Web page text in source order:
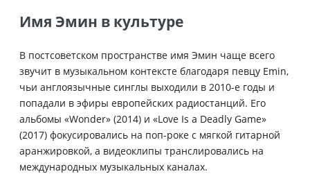
Имя Эмин в культуре
В постсоветском пространстве имя Эмин чаще всего
звучит в музыкальном контексте благодаря певцу Emin,
чьи англоязычные синглы выходили в 2010-е годы и
попадали в эфиры европейских радиостанций. Его
альбомы «Wonder» (2014) и «Love Is a Deadly Game»
(2017) фокусировались на поп-роке с мягкой гитарной
аранжировкой, а видеоклипы транслировались на
международных музыкальных каналах.